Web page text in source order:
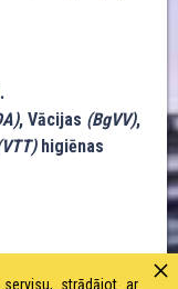
, Vācijas (BgVV),
higiēnas
strādājot ar